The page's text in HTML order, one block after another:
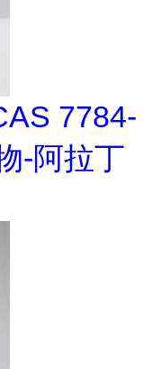
7784-
-阿拉丁